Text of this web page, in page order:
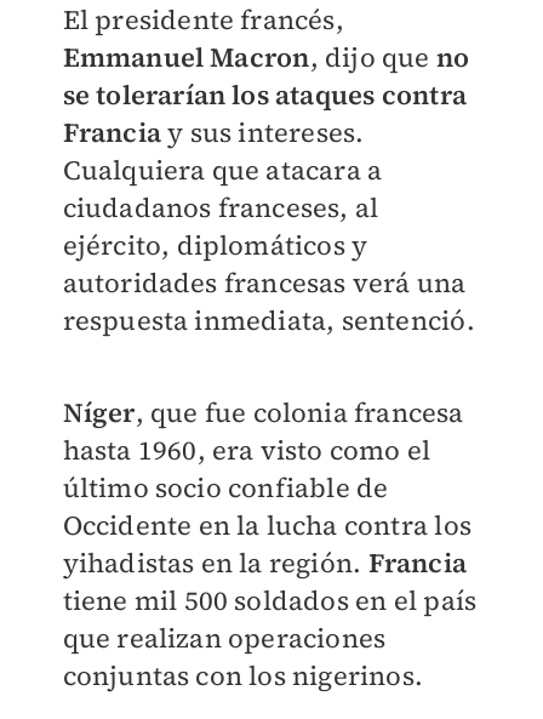
El presidente francés,
Emmanuel Macron, dijo que no
se tolerarían los ataques contra
Franciay sus intereses.
Cualquiera que atacara a
ciudadanos franceses, al
ejército, diplomáticos y
autoridades francesas verá una
respuesta inmediata, sentenció.
Níger, que fue colonia francesa
hasta 1960, era visto como el
último socio confiable de
Occidente en la lucha contra los
yihadistas en la región. Francia
tiene mil 500 soldados en el país
que realizan operaciones
conjuntas con los nigerinos.